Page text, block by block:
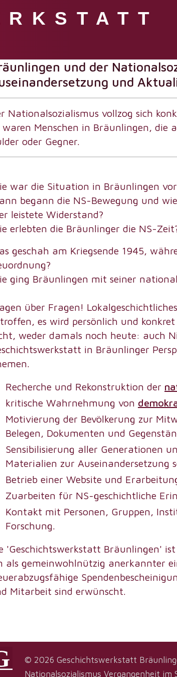
und der
und
Nationalsozialismus vollzog sich
waren Menschen in Bräunlingen,
oder Gegner.
war die Situation in Bräunlingen
begann die NS-Bewegung und
leistete Widerstand?
erlebten die Bräunlinger die NS-
geschah am Kriegsende 1945,
ging Bräunlingen mit seiner
über Fragen!
es wird persönlich und
weder damals noch heute: auch
in Bräunlinger
Recherche und Rekonstruktion der
kritische Wahrnehmung von
Motivierung der Bevölkerung zur
Belegen, Dokumenten und
Sensibilisierung aller Generationen
Materialien zur
Betrieb einer Website und
Zuarbeiten für NS-geschichtliche
Kontakt mit Personen, Gruppen,
Forschung.
'Geschichtswerkstatt Bräunlingen'
als gemeinwohlnützig anerkannter
Mitarbeit sind erwünscht.
© 2026 Geschichtswerkstatt
Nationalsozialismus Vergangenheit im